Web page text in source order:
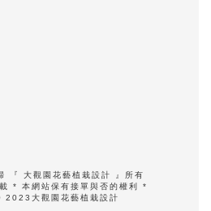
『 大觀園花藝植栽設計 』所有
* 本網站保有接單與否的權利 *
大觀園花藝植栽設計